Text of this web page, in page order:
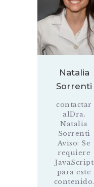
Natalia
Sorrenti
contactar
alDra.
Natalia
Sorrenti
Aviso: Se
requiere
JavaScript
para este
contenido.